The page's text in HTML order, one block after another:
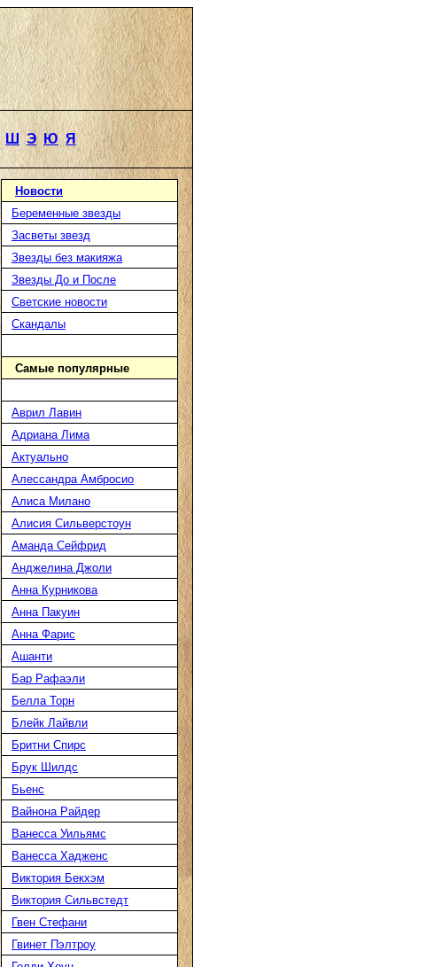
Ш Э Ю Я
Новости
Беременные звезды
Засветы звезд
Звезды без макияжа
Звезды До и После
Светские новости
Скандалы
Самые популярные
Аврил Лавин
Адриана Лима
Актуально
Алессандра Амбросио
Алиса Милано
Алисия Сильверстоун
Аманда Сейфрид
Анджелина Джоли
Анна Курникова
Анна Пакуин
Анна Фарис
Ашанти
Бар Рафаэли
Белла Торн
Блейк Лайвли
Бритни Спирс
Брук Шилдс
Бьенс
Вайнона Райдер
Ванесса Уильямс
Ванесса Хадженс
Виктория Бекхэм
Виктория Сильвстедт
Гвен Стефани
Гвинет Пэлтроу